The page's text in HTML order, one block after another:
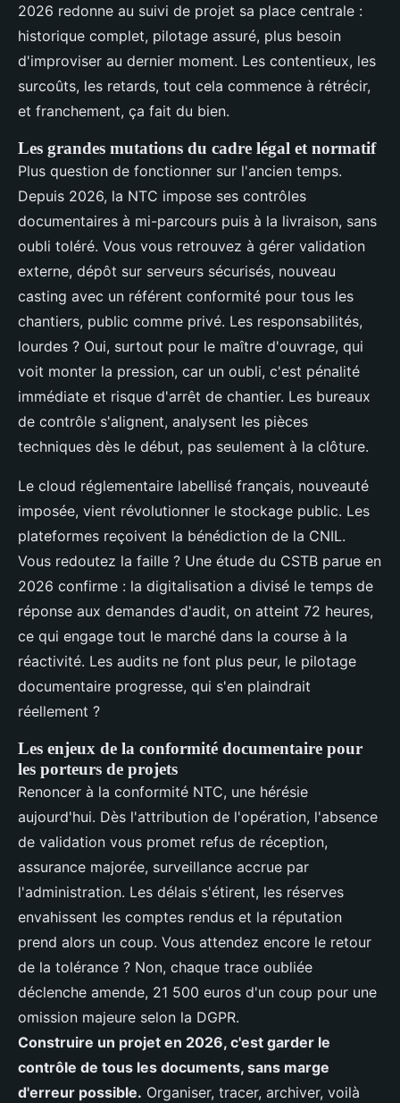
2026 redonne au suivi de projet sa place centrale :
historique complet, pilotage assuré, plus besoin
d'improviser au dernier moment. Les contentieux, les
surcoûts, les retards, tout cela commence à rétrécir,
et franchement, ça fait du bien.
Les grandes mutations du cadre légal et normatif
Plus question de fonctionner sur l'ancien temps.
Depuis 2026, la NTC impose ses contrôles
documentaires à mi-parcours puis à la livraison, sans
oubli toléré. Vous vous retrouvez à gérer validation
externe, dépôt sur serveurs sécurisés, nouveau
casting avec un référent conformité pour tous les
chantiers, public comme privé. Les responsabilités,
lourdes ? Oui, surtout pour le maître d'ouvrage, qui
voit monter la pression, car un oubli, c'est pénalité
immédiate et risque d'arrêt de chantier. Les bureaux
de contrôle s'alignent, analysent les pièces
techniques dès le début, pas seulement à la clôture.
Le cloud réglementaire labellisé français, nouveauté
imposée, vient révolutionner le stockage public. Les
plateformes reçoivent la bénédiction de la CNIL.
Vous redoutez la faille ? Une étude du CSTB parue en
2026 confirme : la digitalisation a divisé le temps de
réponse aux demandes d'audit, on atteint 72 heures,
ce qui engage tout le marché dans la course à la
réactivité. Les audits ne font plus peur, le pilotage
documentaire progresse, qui s'en plaindrait
réellement ?
Les enjeux de la conformité documentaire pour
les porteurs de projets
Renoncer à la conformité NTC, une hérésie
aujourd'hui. Dès l'attribution de l'opération, l'absence
de validation vous promet refus de réception,
assurance majorée, surveillance accrue par
l'administration. Les délais s'étirent, les réserves
envahissent les comptes rendus et la réputation
prend alors un coup. Vous attendez encore le retour
de la tolérance ? Non, chaque trace oubliée
déclenche amende, 21 500 euros d'un coup pour une
omission majeure selon la DGPR.
Construire un projet en 2026, c'est garder le
contrôle de tous les documents, sans marge
d'erreur possible. Organiser, tracer, archiver, voilà